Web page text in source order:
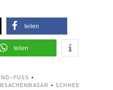
teilen
teilen
FUSS
•
• SCHNEE